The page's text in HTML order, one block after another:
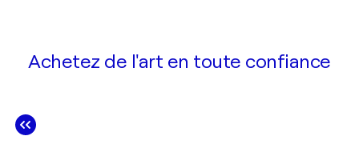
Achetez de l'art en toute confiance